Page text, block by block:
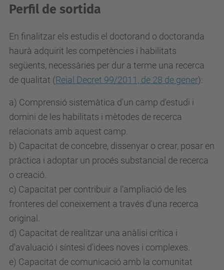
Perfil de sortida
En finalitzar els estudis el doctorand o doctoranda
haurà adquirit les competències i habilitats
següents, necessàries per dur a terme una recerca
de qualitat (Reial Decret 99/2011, de 28 de gener):
a) Comprensió sistemàtica d'un camp d'estudi i
domini de les habilitats i mètodes de recerca
relacionats amb aquest camp.
b) Capacitat de concebre, dissenyar o crear, posar en
pràctica i adoptar un procés substancial de recerca
o creació.
c) Capacitat per contribuir a l'ampliació de les
fronteres del coneixement a través d'una recerca
original.
d) Capacitat de realitzar una anàlisi crítica i
d'avaluació i síntesi d'idees noves i complexes.
e) Capacitat de comunicació amb la comunitat